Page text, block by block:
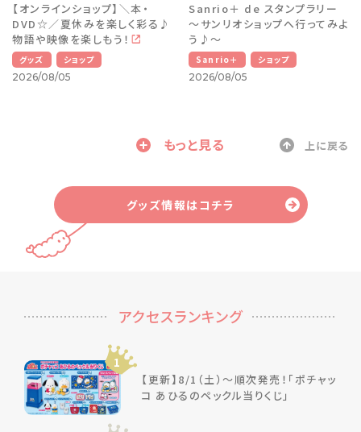
【オンラインショップ】＼本・
DVD☆／夏休みを楽しく彩る♪
物語や映像を楽しもう！
グッズ
ショップ
2026/08/05
Sanrio＋ de スタンプラリー
～サンリオショップへ行ってみよ
う♪～
Sanrio＋
ショップ
2026/08/05
もっと見る 上に戻る
グッズ情報はコチラ
アクセスランキング
1
【更新】8/1（土）～順次発売！「ポチャッ
コ あひるのペックル当りくじ」